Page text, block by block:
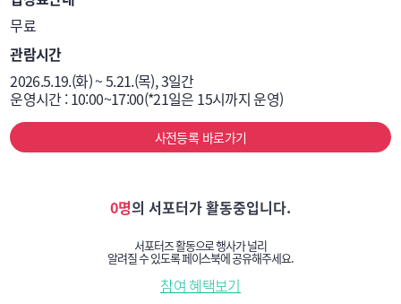
무료
관람시간
2026.5.19.(화) ~ 5.21.(목), 3일간
운영시간 : 10:00~17:00(*21일은 15시까지 운영)
사전등록 바로가기
0명의 서포터가 활동중입니다.
서포터즈 활동으로 행사가 널리
알려질 수 있도록 페이스북에 공유해주세요.
참여 혜택보기